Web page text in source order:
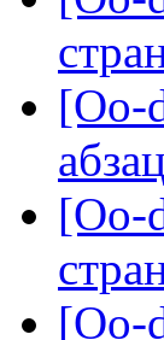
[Oo-
[Oo-
[Oo-